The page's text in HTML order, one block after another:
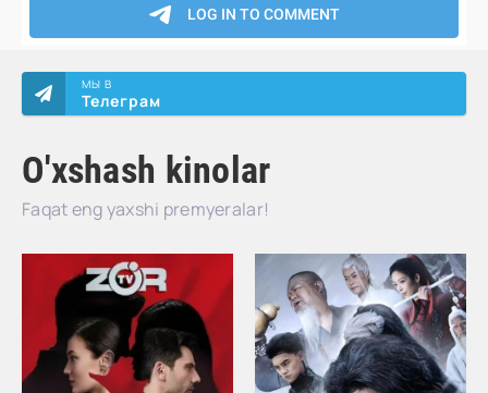
O'xshash kinolar
Faqat eng yaxshi premyeralar!
МЫ В
Телеграм